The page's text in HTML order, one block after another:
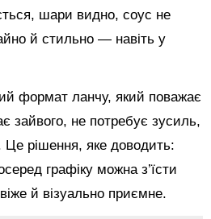
шари видно, соус не
й стильно — навіть у
формат ланчу, який поважає
зайвого, не потребує зусиль,
Це рішення, яке доводить:
графіку можна з’їсти
й візуально приємне.